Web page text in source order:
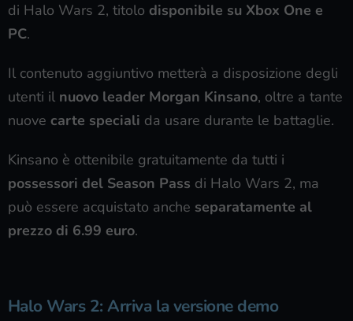
di Halo Wars 2, titolo disponibile su Xbox One e
PC.
Il contenuto aggiuntivo metterà a disposizione degli
utenti il nuovo leader Morgan Kinsano, oltre a tante
nuove carte speciali da usare durante le battaglie.
Kinsano è ottenibile gratuitamente da tutti i
possessori del Season Pass di Halo Wars 2, ma
può essere acquistato anche separatamente al
prezzo di 6.99 euro.
Halo Wars 2: Arriva la versione demo